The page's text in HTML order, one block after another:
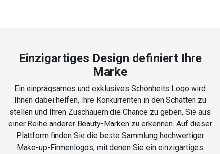
Einzigartiges Design definiert Ihre
Marke
Ein einprägsames und exklusives Schönheits Logo wird
Ihnen dabei helfen, Ihre Konkurrenten in den Schatten zu
stellen und Ihren Zuschauern die Chance zu geben, Sie aus
einer Reihe anderer Beauty-Marken zu erkennen. Auf dieser
Plattform finden Sie die beste Sammlung hochwertiger
Make-up-Firmenlogos, mit denen Sie ein einzigartiges